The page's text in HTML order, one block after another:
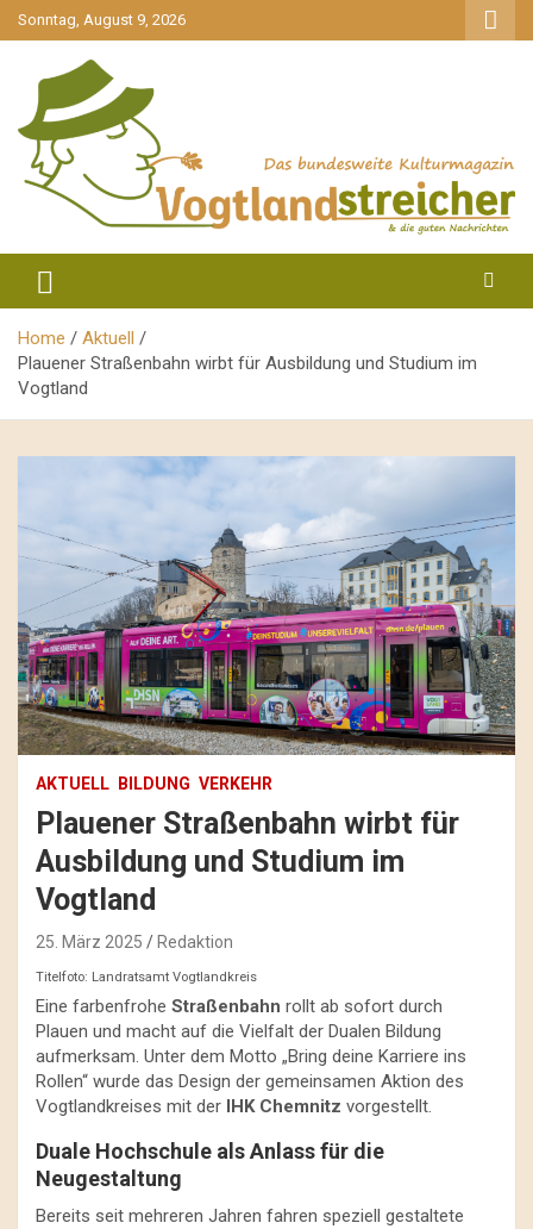
gehe
zum
Sonntag, August 9, 2026
Vogtlandstreicher
Home
Aktuell
Plauener Straßenbahn wirbt für Ausbildung und Studium im
Vogtland
AKTUELL BILDUNG VERKEHR
Plauener Straßenbahn wirbt für
Ausbildung und Studium im
Vogtland
25. März 2025 Redaktion
Titelfoto: Landratsamt Vogtlandkreis
Eine farbenfrohe Straßenbahn rollt ab sofort durch
Plauen und macht auf die Vielfalt der Dualen Bildung
aufmerksam. Unter dem Motto „Bring deine Karriere ins
Rollen“ wurde das Design der gemeinsamen Aktion des
Vogtlandkreises mit der IHK Chemnitz vorgestellt.
Duale Hochschule als Anlass für die
Neugestaltung
Bereits seit mehreren Jahren fahren speziell gestaltete